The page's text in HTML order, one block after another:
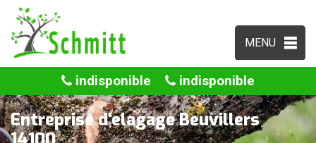
MENU
indisponible indisponible
Entreprise d'elagage Beuvillers